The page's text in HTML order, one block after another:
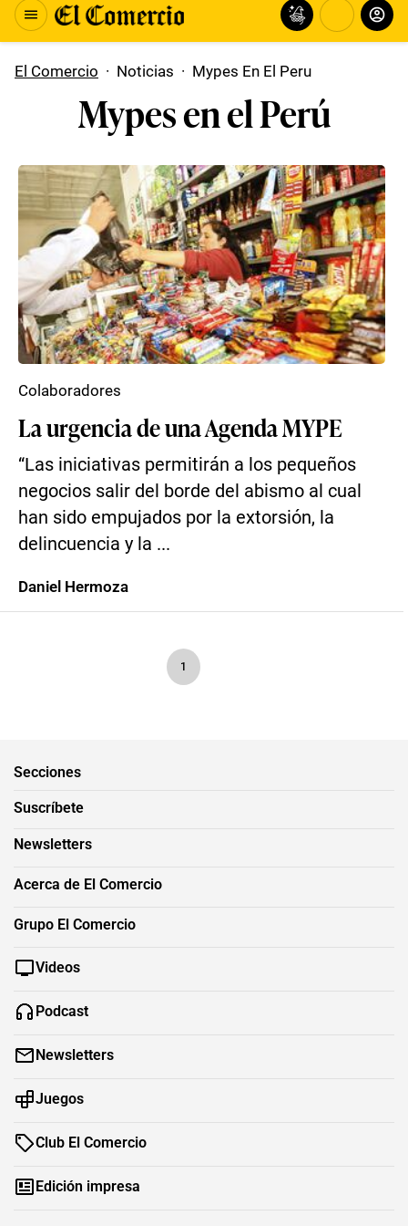
El Comercio · Noticias · Mypes En El Peru
Mypes en el Perú
La urgencia de una Agenda MYPE
“Las iniciativas permitirán a los pequeños
negocios salir del borde del abismo al cual
han sido empujados por la extorsión, la
delincuencia y la ...
Colaboradores
Daniel Hermoza
1
Secciones
Suscríbete
Newsletters
Acerca de El Comercio
Grupo El Comercio
Videos
Podcast
Newsletters
Juegos
Club El Comercio
Edición impresa